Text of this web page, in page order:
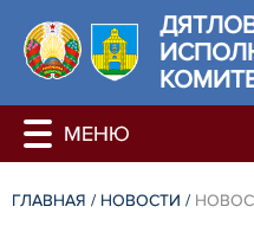
ГЛАВНАЯ / НОВОСТИ /